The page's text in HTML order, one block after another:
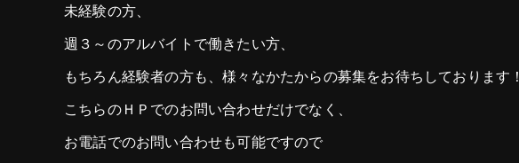
未経験の方、
週３～のアルバイトで働きたい方、
もちろん経験者の方も、様々なかたからの募集をお待ちしております！
こちらのＨＰでのお問い合わせだけでなく、
お電話でのお問い合わせも可能ですので